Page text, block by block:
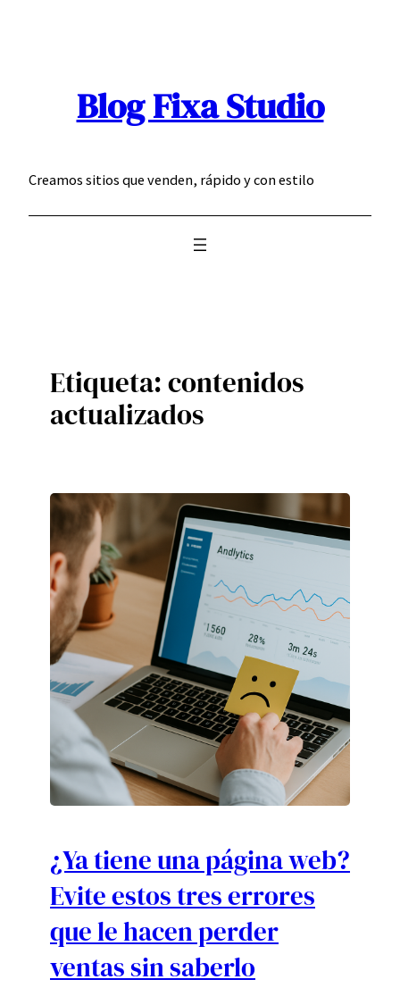
Blog Fixa Studio
Creamos sitios que venden, rápido y con estilo
Etiqueta:contenidos
actualizados
¿Ya tiene una página web?
Evite estos tres errores
que le hacen perder
ventas sin saberlo